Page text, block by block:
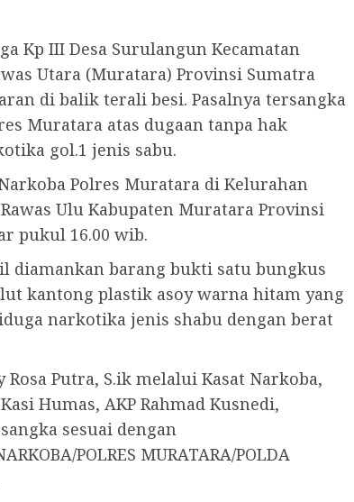
Kp III Desa Surulangun Kecamatan
Utara (Muratara) Provinsi Sumatra
di balik terali besi. Pasalnya tersangka
Muratara atas dugaan tanpa hak
gol.1 jenis sabu.
Polres Muratara di Kelurahan
Ulu Kabupaten Muratara Provinsi
pukul 16.00 wib.
diamankan barang bukti satu bungkus
kantong plastik asoy warna hitam yang
narkotika jenis shabu dengan berat
Putra, S.ik melalui Kasat Narkoba,
Humas, AKP Rahmad Kusnedi,
sesuai dengan
POLRES MURATARA/POLDA